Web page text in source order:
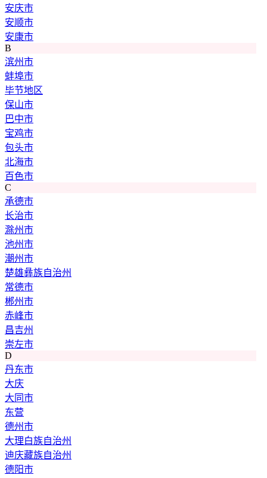
安庆市
安顺市
安康市
B
滨州市
蚌埠市
毕节地区
保山市
巴中市
宝鸡市
包头市
北海市
百色市
C
承德市
长治市
滁州市
池州市
潮州市
楚雄彝族自治州
常德市
郴州市
赤峰市
昌吉州
崇左市
D
丹东市
大庆
大同市
东营
德州市
大理白族自治州
迪庆藏族自治州
德阳市